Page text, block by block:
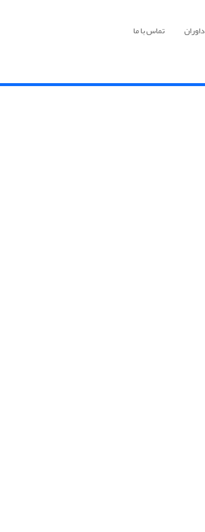
داوران تماس با ما